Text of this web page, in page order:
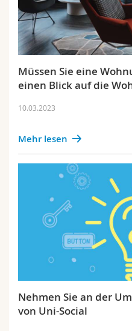
Müssen Sie eine
einen Blick auf die
10.03.2023
Mehr lesen
Nehmen Sie an der
von Uni-Social